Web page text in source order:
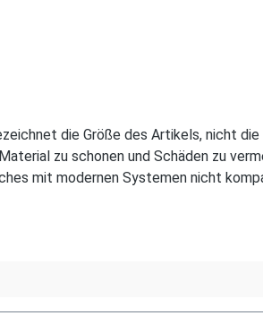
die Größe des Artikels, nicht
zu schonen und Schäden zu
mit modernen Systemen nicht
erhältlich. Schreiben Sie uns hierzu